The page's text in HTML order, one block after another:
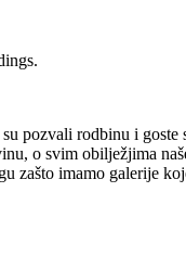
pozvali rodbinu i
o svim obilježjima
zašto imamo galerije